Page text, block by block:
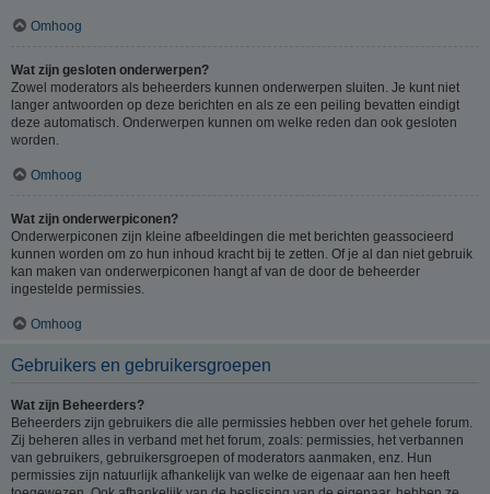
Omhoog
Wat zijn gesloten onderwerpen?
Zowel moderators als beheerders kunnen onderwerpen sluiten. Je kunt niet
langer antwoorden op deze berichten en als ze een peiling bevatten eindigt
deze automatisch. Onderwerpen kunnen om welke reden dan ook gesloten
worden.
Omhoog
Wat zijn onderwerpiconen?
Onderwerpiconen zijn kleine afbeeldingen die met berichten geassocieerd
kunnen worden om zo hun inhoud kracht bij te zetten. Of je al dan niet gebruik
kan maken van onderwerpiconen hangt af van de door de beheerder
ingestelde permissies.
Omhoog
Gebruikers en gebruikersgroepen
Wat zijn Beheerders?
Beheerders zijn gebruikers die alle permissies hebben over het gehele forum.
Zij beheren alles in verband met het forum, zoals: permissies, het verbannen
van gebruikers, gebruikersgroepen of moderators aanmaken, enz. Hun
permissies zijn natuurlijk afhankelijk van welke de eigenaar aan hen heeft